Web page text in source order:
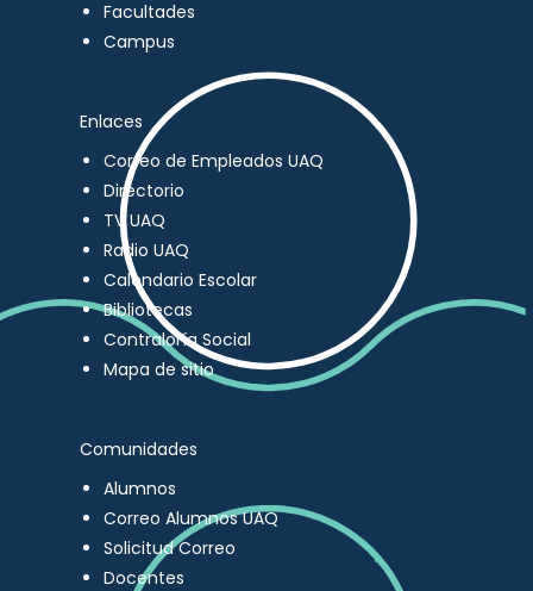
Facultades
Campus
Enlaces
Correo de Empleados UAQ
Directorio
TV UAQ
Radio UAQ
Calendario Escolar
Bibliotecas
Contraloría Social
Mapa de sitio
Comunidades
Alumnos
Correo Alumnos UAQ
Solicitud Correo
Docentes